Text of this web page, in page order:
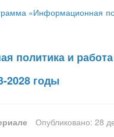
«Информационная
политика и
2028 годы
Опубликовано: 28